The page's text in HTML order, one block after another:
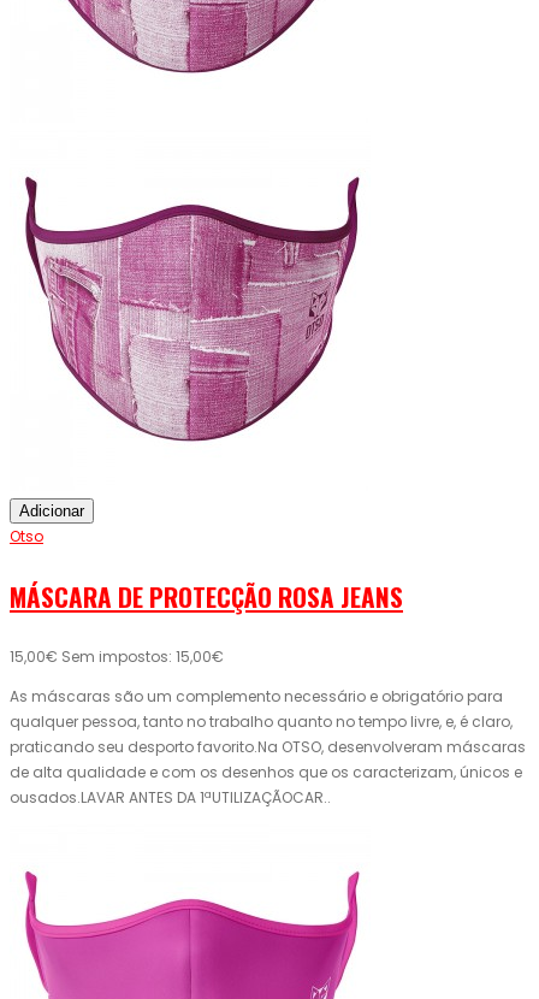
Adicionar
Otso
MÁSCARA DE PROTECÇÃO ROSA JEANS
15,00€ Sem impostos: 15,00€
As máscaras são um complemento necessário e obrigatório para
qualquer pessoa, tanto no trabalho quanto no tempo livre, e, é claro,
praticando seu desporto favorito.Na OTSO, desenvolveram máscaras
de alta qualidade e com os desenhos que os caracterizam, únicos e
ousados.LAVAR ANTES DA 1ªUTILIZAÇÃOCAR..